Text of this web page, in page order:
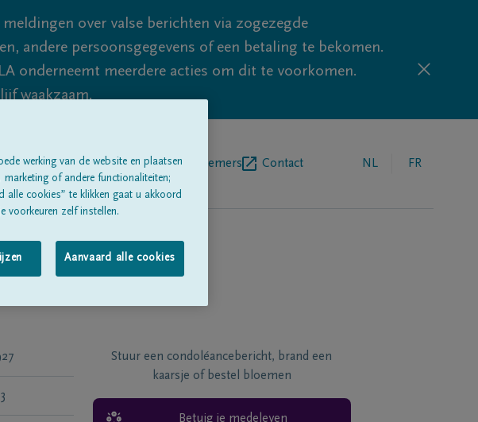
over valse berichten via zogezegde
andere persoonsgegevens of een betaling te bekomen.
onderneemt meerdere acties om dit te voorkomen.
waakzaam.
Over onsBegrafenisondernemers Contact NL FR
Stuur een condoléancebericht, brand een
kaarsje of bestel bloemen
Betuig je medeleven
werking van de website en plaatsen
of andere functionaliteiten;
alle cookies” te klikken gaat u akkoord
voorkeuren zelf instellen.
Aanvaard alle cookies